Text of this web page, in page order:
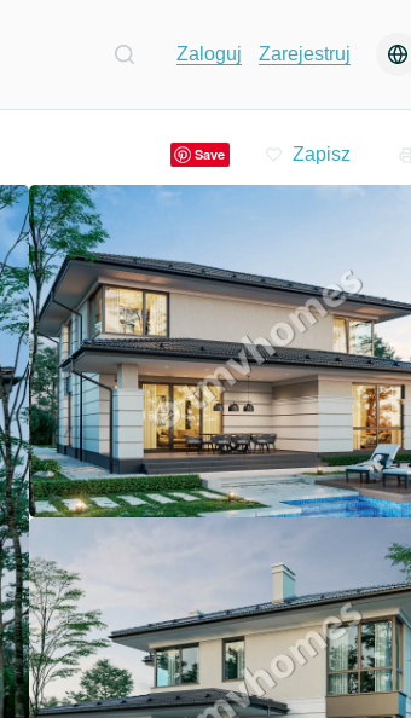
Zaloguj Zarejestruj
Save